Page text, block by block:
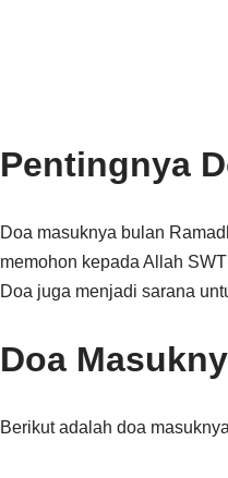
Pentingnya
Doa masuknya bulan
memohon kepada Allah
Doa juga menjadi sarana
Doa
Berikut adalah doa